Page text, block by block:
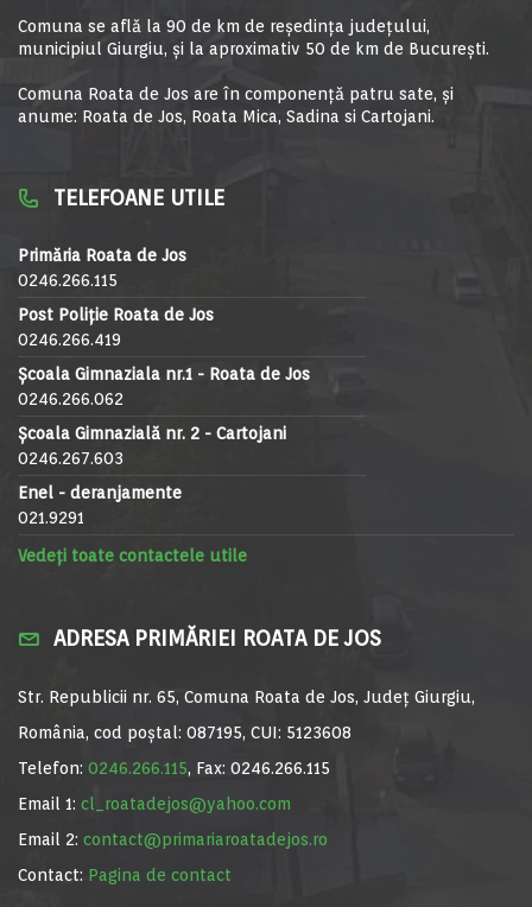
Comuna se află la 90 de km de reşedinţa judeţului,
municipiul Giurgiu, şi la aproximativ 50 de km de Bucureşti.
Comuna Roata de Jos are în componență patru sate, și
anume: Roata de Jos, Roata Mica, Sadina si Cartojani.
TELEFOANE UTILE
Primăria Roata de Jos
0246.266.115
Post Poliție Roata de Jos
0246.266.419
Școala Gimnaziala nr.1 - Roata de Jos
0246.266.062
Școala Gimnazială nr. 2 - Cartojani
0246.267.603
Enel - deranjamente
021.9291
Vedeți toate contactele utile
ADRESA PRIMĂRIEI ROATA DE JOS
Str. Republicii nr. 65, Comuna Roata de Jos, Județ Giurgiu,
România, cod poștal: 087195, CUI: 5123608
Telefon: 0246.266.115, Fax: 0246.266.115
Email 1: cl_roatadejos@yahoo.com
Email 2: contact@primariaroatadejos.ro
Contact: Pagina de contact